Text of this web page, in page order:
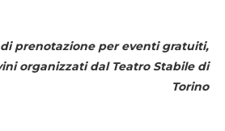
prenotazione per eventi gratuiti,
organizzati dal Teatro Stabile di
Torino